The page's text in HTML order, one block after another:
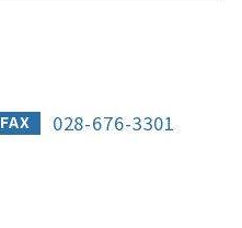
FAX 028-676-3301